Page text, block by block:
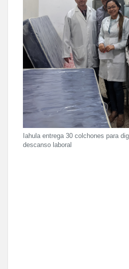
Iahula entrega 30 colchones para
descanso laboral